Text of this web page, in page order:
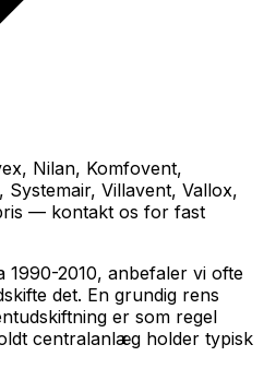
Nilan, Komfovent,
Systemair, Villavent, Vallox,
— kontakt os for fast
2010, anbefaler vi ofte
det. En grundig rens
er som regel
centralanlæg holder typisk